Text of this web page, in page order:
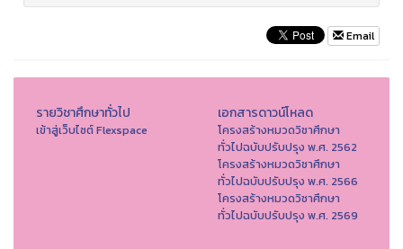
Email
รายวิชาศึกษาทั่วไป
เข้าสู่เว็บไซต์ Flexspace
เอกสารดาวน์โหลด
โครงสร้างหมวดวิชาศึกษา
ทั่วไปฉบับปรับปรุง พ.ศ. 2562
โครงสร้างหมวดวิชาศึกษา
ทั่วไปฉบับปรับปรุง พ.ศ. 2566
โครงสร้างหมวดวิชาศึกษา
ทั่วไปฉบับปรับปรุง พ.ศ. 2569